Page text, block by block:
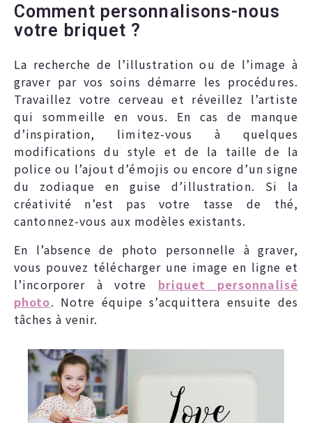
Comment personnalisons-nous
votre briquet ?
La recherche de l’illustration ou de l’image à
graver par vos soins démarre les procédures.
Travaillez votre cerveau et réveillez l’artiste
qui sommeille en vous. En cas de manque
d’inspiration, limitez-vous à quelques
modifications du style et de la taille de la
police ou l’ajout d’émojis ou encore d’un signe
du zodiaque en guise d’illustration. Si la
créativité n’est pas votre tasse de thé,
cantonnez-vous aux modèles existants.
En l’absence de photo personnelle à graver,
vous pouvez télécharger une image en ligne et
l’incorporer à votre briquet personnalisé
photo. Notre équipe s’acquittera ensuite des
tâches à venir.